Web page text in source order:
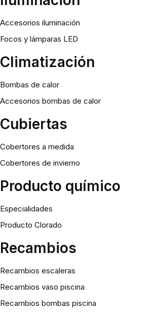
Accesorios iluminación
Focos y lámparas LED
Climatización
Bombas de calor
Accesorios bombas de calor
Cubiertas
Cobertores a medida
Cobertores de invierno
Producto químico
Especialidades
Producto Clorado
Recambios
Recambios escaleras
Recambios vaso piscina
Recambios bombas piscina